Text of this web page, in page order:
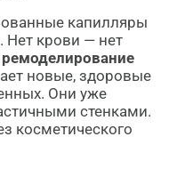
капилляры
Нет крови — нет
ремоделирование
новые, здоровые
Они уже
стенками.
косметического